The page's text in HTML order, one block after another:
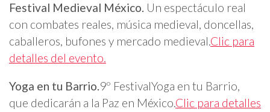
Festival Medieval México. Un espectáculo real
con combates reales, música medieval, doncellas,
caballeros, bufones y mercado medieval.Clic para
detalles del evento.
Yoga en tu Barrio.9º FestivalYoga en tu Barrio,
que dedicarán a la Paz en México.Clic para detalles